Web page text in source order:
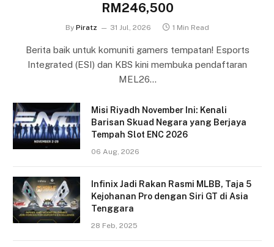
RM246,500
By Piratz 31 Jul, 2026 1 Min Read
Berita baik untuk komuniti gamers tempatan! Esports
Integrated (ESI) dan KBS kini membuka pendaftaran
MEL26…
Misi Riyadh November Ini: Kenali
Barisan Skuad Negara yang Berjaya
Tempah Slot ENC 2026
06 Aug, 2026
Infinix Jadi Rakan Rasmi MLBB, Taja 5
Kejohanan Pro dengan Siri GT di Asia
Tenggara
28 Feb, 2025